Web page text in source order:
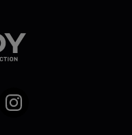
Instagram